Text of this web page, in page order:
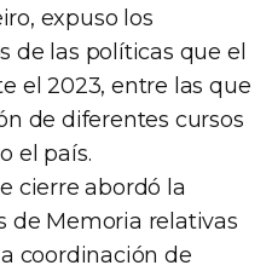
expuso los
de las políticas que el
el 2023, entre las que
de diferentes cursos
el país.
cierre abordó la
de Memoria relativas
coordinación de